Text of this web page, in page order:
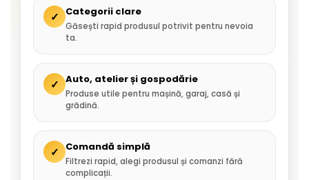
✓ Categorii clare
Găsești rapid produsul potrivit pentru nevoia
ta.
✓ Auto, atelier și gospodărie
Produse utile pentru mașină, garaj, casă și
grădină.
✓ Comandă simplă
Filtrezi rapid, alegi produsul și comanzi fără
complicații.